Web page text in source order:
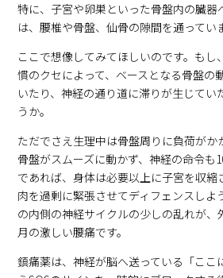
特に、子宮や卵巣といった骨盤内の臓器
は、腰椎や骨盤、仙骨の隙間を通ってい
ここで想像してみてほしいのです。もし
慣のクセによって、ベースとなる骨盤の
いたり、神経の通り道に滞りが生じてい
うか。
ただでさえ生理中は骨盤周りに負荷がか
骨盤がスムーズに動かず、神経の命令も
であれば、身体は必要以上に子宮を収縮
肉を過剰に緊張させてディフェンスしよ
の内側の神経サイクルの少しの乱れが、
月の激しい腰痛です。
鎮痛薬は、神経が脳へ送っている「ここ